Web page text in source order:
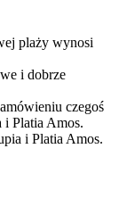
plaży wynosi
i dobrze
czegoś
i Platia Amos.
i Platia Amos.